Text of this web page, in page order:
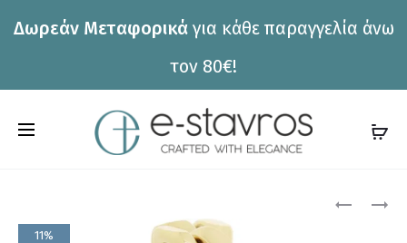
Δωρεάν Μεταφορικάγια κάθε παραγγελία άνω
τον 80€!
11%